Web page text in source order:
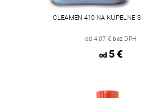
CLEAMEN 410 NA KÚPELNE
od 4,07 € bez DPH
od5 €